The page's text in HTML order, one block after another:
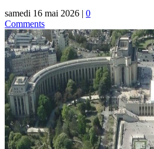
samedi 16 mai 2026 | 0
Comments